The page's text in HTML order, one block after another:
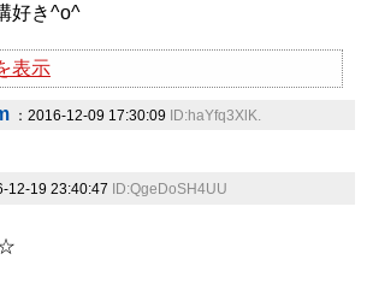
好き^o^
表示
：2016-12-09 17:30:09 ID:haYfq3XlK.
12-19 23:40:47 ID:QgeDoSH4UU
☆